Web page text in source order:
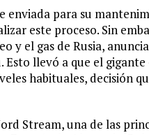
enviada para su
este proceso. Sin
y el gas de Rusia,
llevó a que el
habituales, decisión
Stream, una de las